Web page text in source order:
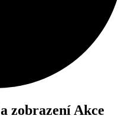
zobrazení Akce